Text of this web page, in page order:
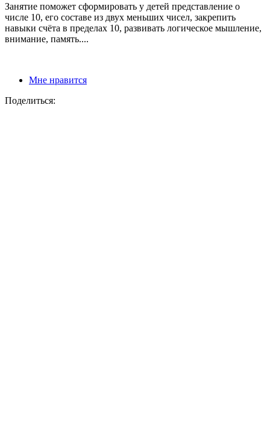
Занятие поможет сформировать у детей представление о
числе 10, его составе из двух меньших чисел, закрепить
навыки счёта в пределах 10, развивать логическое мышление,
внимание, память....
Мне нравится
Поделиться: